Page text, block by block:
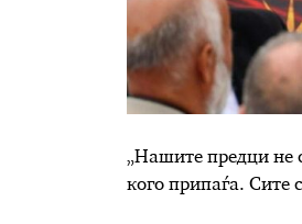
„Нашите предци не
кого припаѓа. Сите